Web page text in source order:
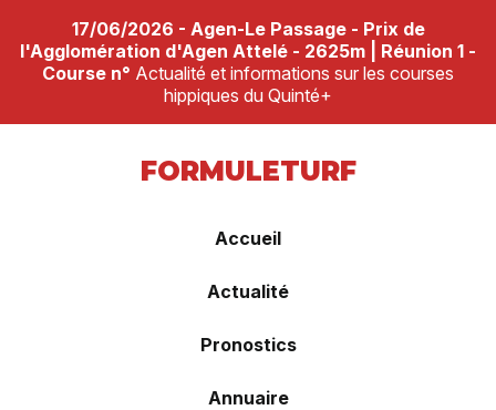
17/06/2026 - Agen-Le Passage - Prix de
l'Agglomération d'Agen Attelé - 2625m | Réunion 1 -
Course n° Actualité et informations sur les courses
hippiques du Quinté+
FORMULETURF
Accueil
Actualité
Pronostics
Annuaire